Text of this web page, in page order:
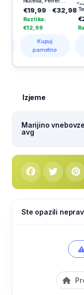
€19,99–€32,98
Razlika:
€12,99
pametno
–
Razlika:
Izjeme
Marijino
avg
Ste opazili